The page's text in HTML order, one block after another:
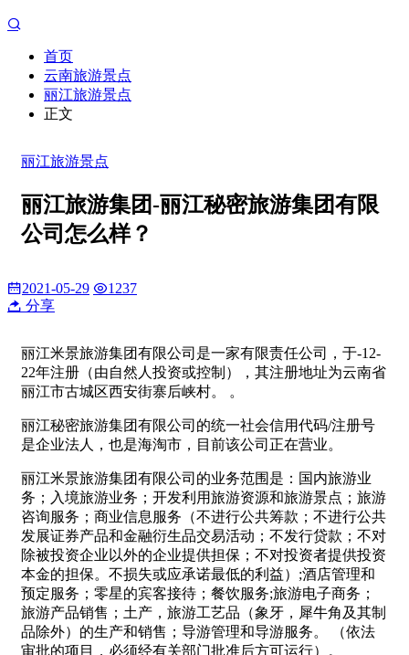
首页
云南旅游景点
丽江旅游景点
正文
丽江旅游景点
丽江旅游集团-丽江秘密旅游集团有限
公司怎么样？
2021-05-29
1237
分享
丽江米景旅游集团有限公司是一家有限责任公司，于-12-
22年注册（由自然人投资或控制），其注册地址为云南省
丽江市古城区西安街寨后峡村。 。
丽江秘密旅游集团有限公司的统一社会信用代码/注册号
是企业法人，也是海淘市，目前该公司正在营业。
丽江米景旅游集团有限公司的业务范围是：国内旅游业
务；入境旅游业务；开发利用旅游资源和旅游景点；旅游
咨询服务；商业信息服务（不进行公共筹款；不进行公共
发展证券产品和金融衍生品交易活动；不发行贷款；不对
除被投资企业以外的企业提供担保；不对投资者提供投资
本金的担保。不损失或应承诺最低的利益）;酒店管理和
预定服务；零星的宾客接待；餐饮服务;旅游电子商务；
旅游产品销售；土产，旅游工艺品（象牙，犀牛角及其制
品除外）的生产和销售；导游管理和导游服务。 （依法
审批的项目，必须经有关部门批准后方可运行）。